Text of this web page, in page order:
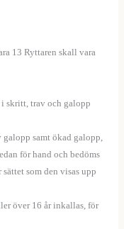
13 Ryttaren skall vara
skritt, trav och galopp
samt ökad galopp,
för hand och bedöms
som den visas upp
över 16 år inkallas, för